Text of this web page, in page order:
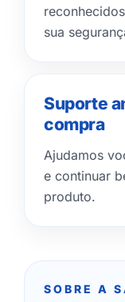
sua
Suporte
compra
Ajudamos
e continuar
produto.
SOBRE A